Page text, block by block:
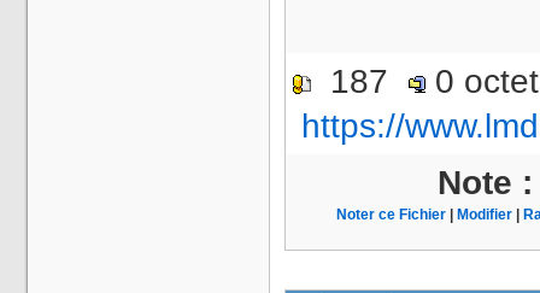
187
0
https://
Note
Noter ce Fichier Modifier